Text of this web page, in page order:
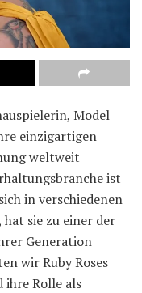
Model
einzigartigen
weltweit
ist
in verschiedenen
sie zu einer der
Generation
wir Ruby Roses
ihre Rolle als